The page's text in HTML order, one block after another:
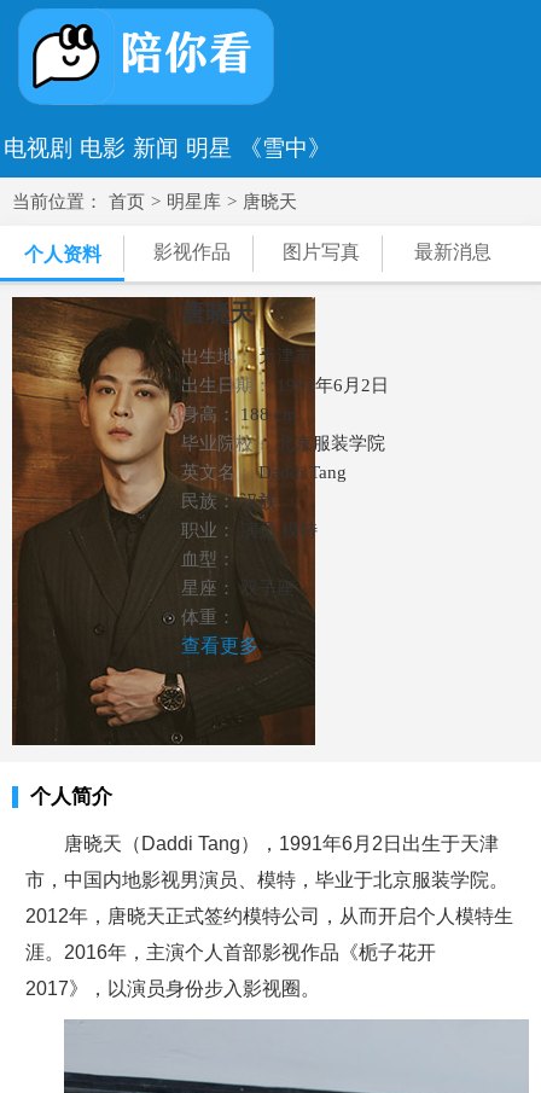
电视剧 电影 新闻 明星 《雪中》
当前位置： 首页 > 明星库 > 唐晓天
个人资料 影视作品 图片写真 最新消息
唐晓天
出生地：天津市
出生日期：1991年6月2日
身高：
188 cm
毕业院校： 北京服装学院
英文名： Daddi Tang
民族：汉族
职业：
演员,模特
血型：
星座：
双子座
体重：
查看更多
个人简介
唐晓天（Daddi Tang），1991年6月2日出生于天津
市，中国内地影视男演员、模特，毕业于北京服装学院。
2012年，唐晓天正式签约模特公司，从而开启个人模特生
涯。2016年，主演个人首部影视作品《栀子花开
2017》，以演员身份步入影视圈。